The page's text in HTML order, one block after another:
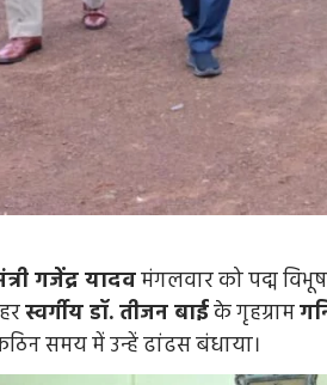
गजेंद्र यादवमंगलवार को पद्म
स्वर्गीय डॉ. तीजन बाईके गृहग्राम
समय में उन्हें ढांढस बंधाया।